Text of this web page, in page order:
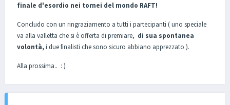
finale d'esordio nei tornei del mondo RAFT!
Concludo con un ringraziamento a tutti i partecipanti ( uno speciale
va alla valletta che si è offerta di premiare, di sua spontanea
volontà,i due finalisti che sono sicuro abbiano apprezzato ).
Alla prossima.. : )